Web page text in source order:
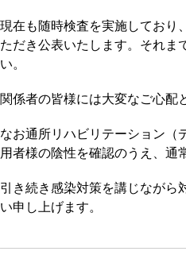
現在も随時検査を実施しており
ただき公表いたします。それま
い。
関係者の皆様には大変なご心配
なお通所リハビリテーション（
用者様の陰性を確認のうえ、通
引き続き感染対策を講じながら
い申し上げます。